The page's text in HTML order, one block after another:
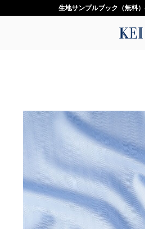
生地サンプルブック（無料